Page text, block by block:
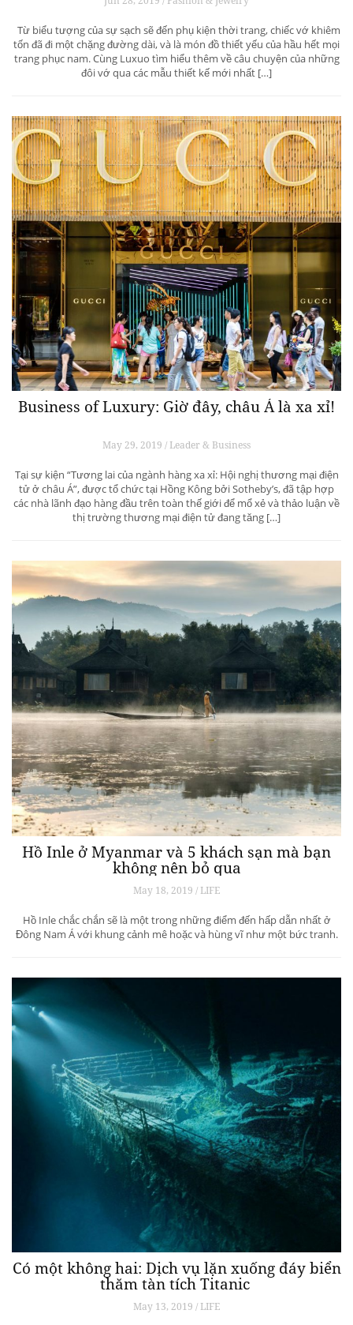
Từ biểu tượng của sự sạch sẽ đến phụ kiện thời trang, chiếc vớ khiêm
tốn đã đi một chặng đường dài, và là món đồ thiết yếu của hầu hết mọi
trang phục nam. Cùng Luxuo tìm hiểu thêm về câu chuyện của những
đôi vớ qua các mẫu thiết kế mới nhất […]
Business of Luxury: Giờ đây, châu Á là xa xỉ!
May 29, 2019 / Leader & Business
Tại sự kiện “Tương lai của ngành hàng xa xỉ: Hội nghị thương mại điện
tử ở châu Á”, được tổ chức tại Hồng Kông bởi Sotheby’s, đã tập hợp
các nhà lãnh đạo hàng đầu trên toàn thế giới để mổ xẻ và thảo luận về
thị trường thương mại điện tử đang tăng […]
Hồ Inle ở Myanmar và 5 khách sạn mà bạn
không nên bỏ qua
May 18, 2019 / LIFE
Hồ Inle chắc chắn sẽ là một trong những điểm đến hấp dẫn nhất ở
Đông Nam Á với khung cảnh mê hoặc và hùng vĩ như một bức tranh.
Có một không hai: Dịch vụ lặn xuống đáy biển
thăm tàn tích Titanic
May 13, 2019 / LIFE